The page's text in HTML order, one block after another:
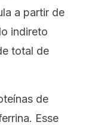
a partir de
indireto
total de
de
Esse